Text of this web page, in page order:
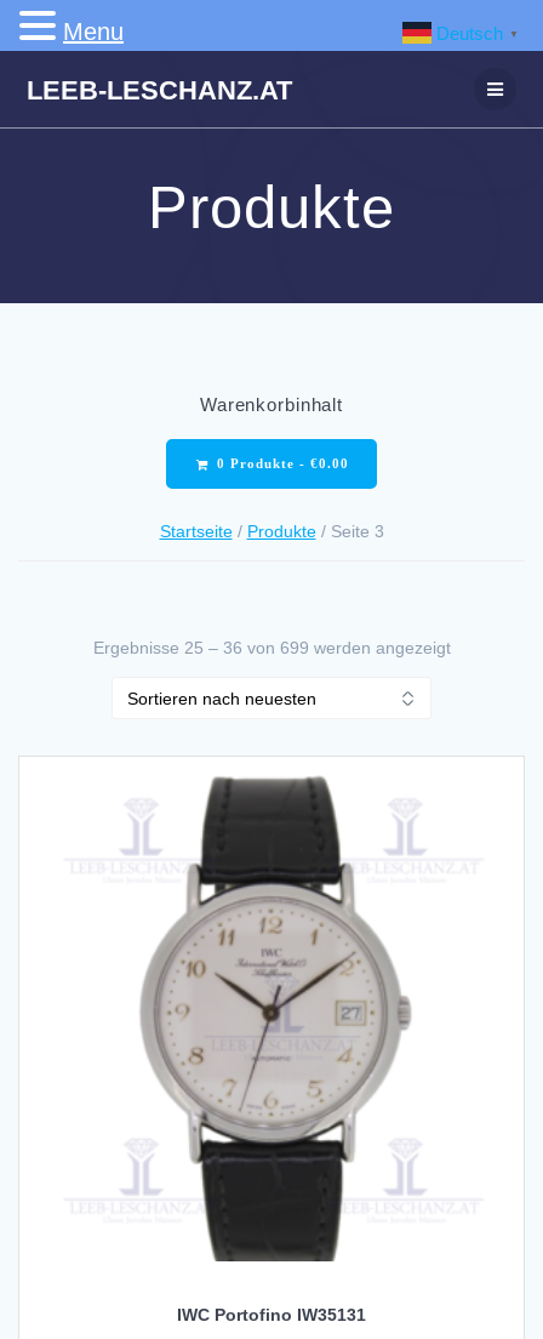
Inhalt
LEEB-LESCHANZ.AT
Produkte
Warenkorbinhalt
0 Produkte - €0.00
Startseite/ Produkte/ Seite 3
Ergebnisse 25 – 36 von 699 werden angezeigtNach
IWC Portofino IW35131
Deutsch ▼
Menu